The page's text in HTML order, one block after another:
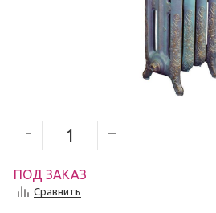
ПОД ЗАКАЗ
Сравнить